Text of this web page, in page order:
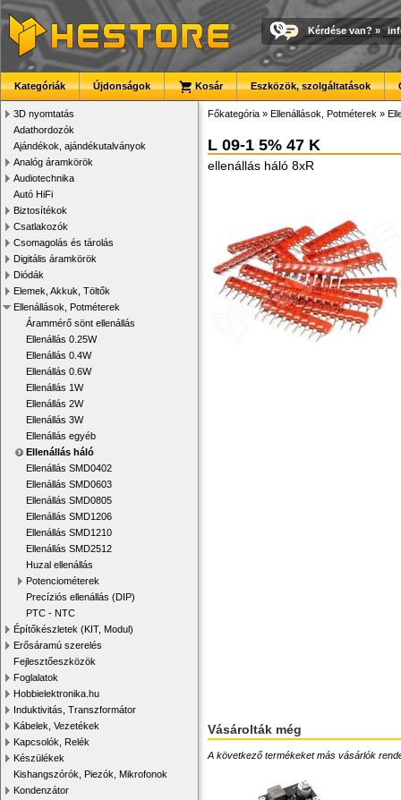
Kérdése van? »
Kategóriák Újdonságok Kosár Eszközök, szolgáltatások
3D nyomtatás
Adathordozók
Ajándékok, ajándékutalványok
Analóg áramkörök
Audiotechnika
Autó HiFi
Biztosítékok
Csatlakozók
Csomagolás és tárolás
Digitális áramkörök
Diódák
Elemek, Akkuk, Töltők
Ellenállások, Potméterek
Árammérő sönt ellenállás
Ellenállás 0.25W
Ellenállás 0.4W
Ellenállás 0.6W
Ellenállás 1W
Ellenállás 2W
Ellenállás 3W
Ellenállás egyéb
Ellenállás háló
Ellenállás SMD0402
Ellenállás SMD0603
Ellenállás SMD0805
Ellenállás SMD1206
Ellenállás SMD1210
Ellenállás SMD2512
Huzal ellenállás
Potenciométerek
Precíziós ellenállás (DIP)
PTC - NTC
Építőkészletek (KIT, Modul)
Erősáramú szerelés
Fejlesztőeszközök
Foglalatok
Hobbielektronika.hu
Induktivitás, Transzformátor
Kábelek, Vezetékek
Kapcsolók, Relék
Készülékek
Kishangszórók, Piezók, Mikrofonok
Kondenzátor
Főkategória » Ellenállások, Potméterek »
L 09-1 5% 47 K
ellenállás háló 8xR
Vásárolták még
A következő termékeket más vásárlók